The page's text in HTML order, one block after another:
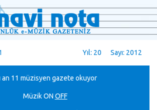
Yıl: 20 Sayı: 2012
an 11 müzisyen gazete okuyor
MüzikON OFF